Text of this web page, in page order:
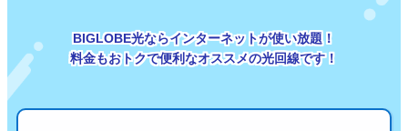
BIGLOBE光ならインターネットが使い放題！
料金もおトクで便利なオススメの光回線です！